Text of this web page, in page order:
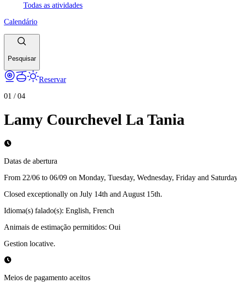
Todas as atividades
Calendário
Pesquisar
Reservar
01 /04
Lamy Courchevel La Tania
Datas de abertura
From 22/06 to 06/09 on Monday, Tuesday, Wednesday, Friday and
Closed exceptionally on July 14th and August 15th.
Idioma(s) falado(s): English, French
Animais de estimação permitidos: Oui
Gestion locative.
Meios de pagamento aceitos